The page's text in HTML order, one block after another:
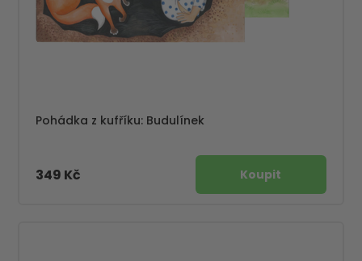
Pohádka z kufříku: Budulínek
349 Kč